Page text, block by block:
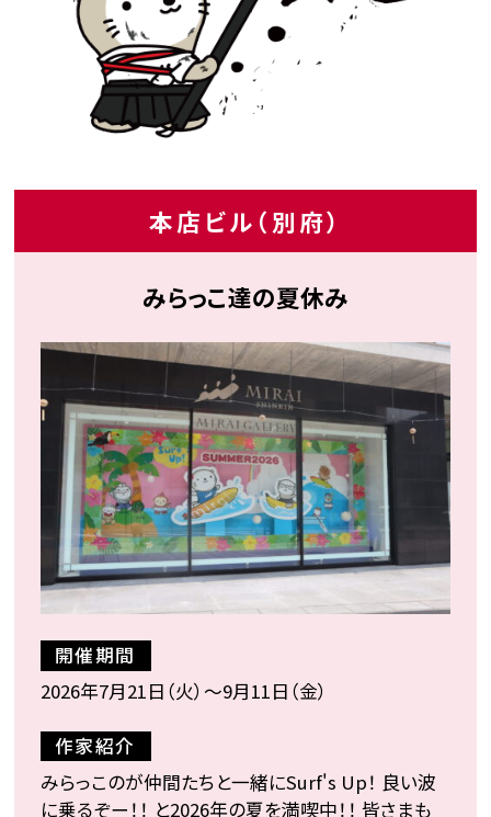
本店ビル（別府）
みらっこ達の夏休み
開催期間
2026年7月21日（火）〜9月11日（金）
作家紹介
みらっこのが仲間たちと一緒にSurf's Up！ 良い波
に乗るぞー！！ と2026年の夏を満喫中！！ 皆さまも